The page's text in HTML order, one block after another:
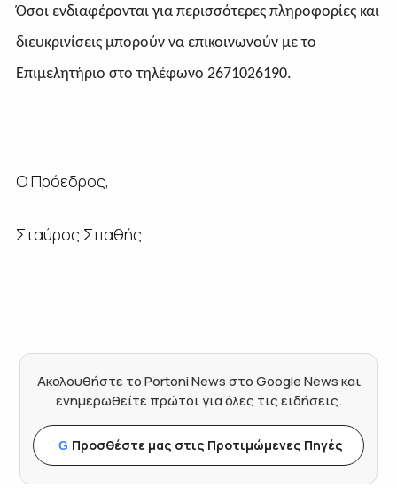
Όσοι ενδιαφέρονται για περισσότερες πληροφορίες και
διευκρινίσεις μπορούν να επικοινωνούν με το
Επιμελητήριο στο τηλέφωνο 2671026190.
Ο Πρόεδρος,
Σταύρος Σπαθής
Ακολουθήστε το Portoni News στο Google News και
ενημερωθείτε πρώτοι για όλες τις ειδήσεις.
G Προσθέστε μας στις Προτιμώμενες Πηγές